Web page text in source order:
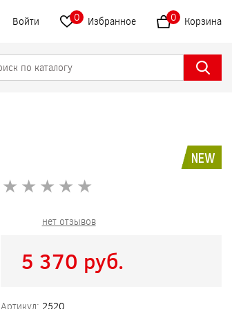
Войти Избранное
0 Корзина
0
NEW
★ ★ ★ ★ ★
★ ★ ★ ★ ★
нет отзывов
5 370 pуб.
Артикул: 2520